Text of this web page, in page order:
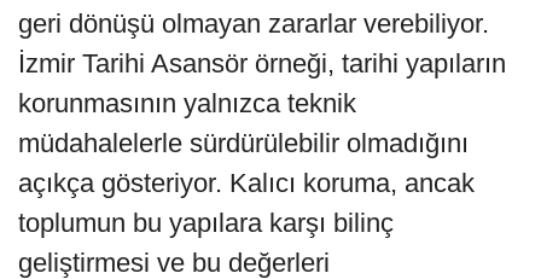
geri dönüşü olmayan zararlar verebiliyor.
İzmir Tarihi Asansör örneği, tarihi yapıların
korunmasının yalnızca teknik
müdahalelerle sürdürülebilir olmadığını
açıkça gösteriyor. Kalıcı koruma, ancak
toplumun bu yapılara karşı bilinç
geliştirmesi ve bu değerleri